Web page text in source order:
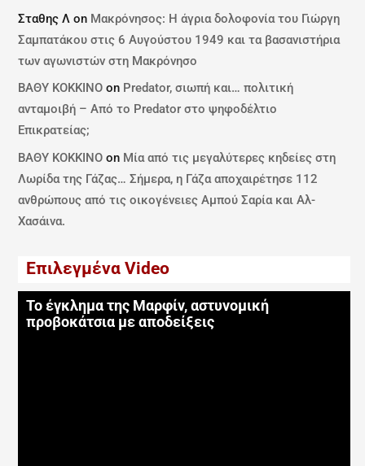
Σταθης Λ on Μακρόνησος: Η άγρια δολοφονία του Γιώργη
Σαμπατάκου στις 6 Αυγούστου 1949 και τα βασανιστήρια
των αγωνιστών στη Μακρόνησο
ΒΑΘΥ ΚΟΚΚΙΝΟ on Predator, σιωπή και… πολιτική
ανταμοιβή – Από το Predator στο ψηφοδέλτιο
Επικρατείας;
ΒΑΘΥ ΚΟΚΚΙΝΟ on Μία από τις μεγαλύτερες κηδείες στη
Λωρίδα της Γάζας… Σήμερα, η Γάζα αποχαιρέτησε 112
ανθρώπους από τις οικογένειες Αμπού Σαρία και Αλ-
Χασάινα.
Επιλεγμένα Video
Το έγκλημα της Μαρφίν, αστυνομική
προβοκάτσια με αποδείξεις